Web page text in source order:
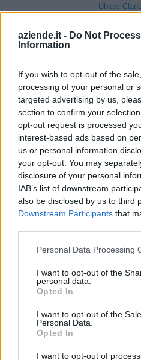
aziende.it - Do Not
Information
If you wish to opt-out of the
processing of your personal or
targeted advertising by us,
section to confirm your
opt-out request is processed
interest-based ads based on
us or personal information
your opt-out. You may
disclosure of your personal
IAB’s list of downstream
also be disclosed by us to third
Downstream Participants that
Personal Data Processing
I want to opt-out of the
personal data.
Opted In
I want to opt-out of the
Personal Data.
Opted In
I want to opt-out of
Ubiale
Comun
Corna
Costa Valle
Costa di
Costa
Costa
Covo
Curno
Dalmine